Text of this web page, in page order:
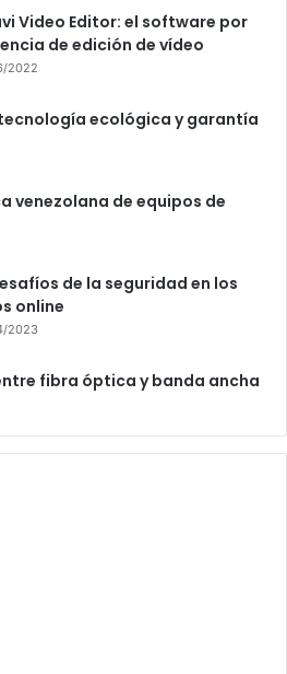
Video Editor: el software por
de edición de vídeo
2022
ecológica y garantía
venezolana de equipos de
de la seguridad en los
online
2023
fibra óptica y banda ancha